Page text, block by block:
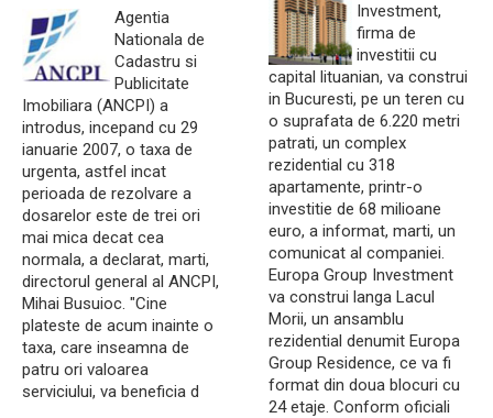
Agentia
Nationala de
Cadastru si
Publicitate
Imobiliara (ANCPI) a
introdus, incepand cu 29
ianuarie 2007, o taxa de
urgenta, astfel incat
perioada de rezolvare a
dosarelor este de trei ori
mai mica decat cea
normala, a declarat, marti,
directorul general al ANCPI,
Mihai Busuioc. "Cine
plateste de acum inainte o
taxa, care inseamna de
patru ori valoarea
serviciului, va beneficia d
Investment,
firma de
investitii cu
capital lituanian, va construi
in Bucuresti, pe un teren cu
o suprafata de 6.220 metri
patrati, un complex
rezidential cu 318
apartamente, printr-o
investitie de 68 milioane
euro, a informat, marti, un
comunicat al companiei.
Europa Group Investment
va construi langa Lacul
Morii, un ansamblu
rezidential denumit Europa
Group Residence, ce va fi
format din doua blocuri cu
24 etaje. Conform oficiali